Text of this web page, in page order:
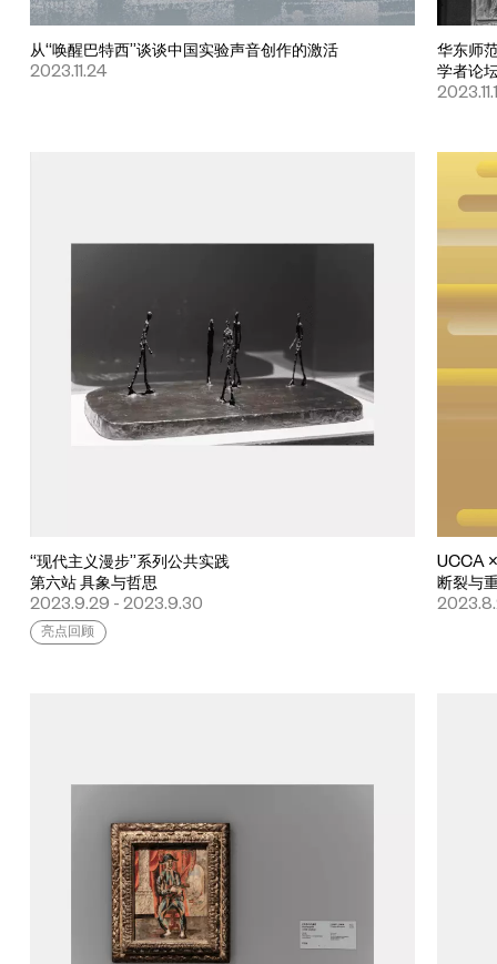
从“唤醒巴特西”谈谈中国实验声音创作的激活
2023.11.24
华东师
学者论
“现代主义漫步”系列公共实践
第六站 具象与哲思
2023.9.29 - 2023.9.30
亮点回顾
UCCA
断裂与